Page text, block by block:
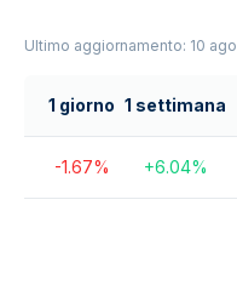
Ultimo aggiornamento: 10
1 giorno 1 settimana
-1.67% +6.04%